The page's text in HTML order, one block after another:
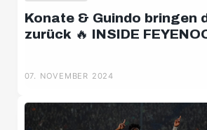
Konate & Guindo bringen
zurück 🔥 INSIDE
07. NOVEMBER 2024